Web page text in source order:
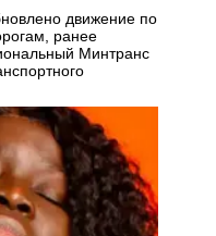
движение по
ранее
Минтранс